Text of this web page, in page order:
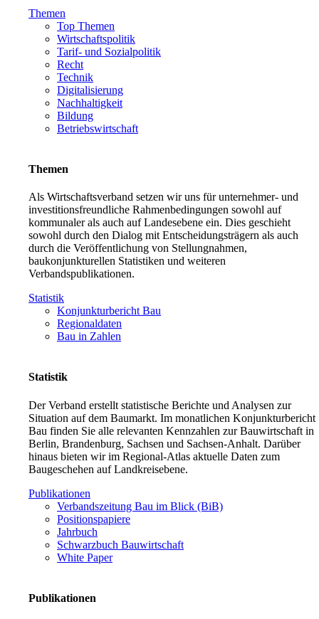
Themen
Top Themen
Wirtschaftspolitik
Tarif- und Sozialpolitik
Recht
Technik
Digitalisierung
Nachhaltigkeit
Bildung
Betriebswirtschaft
Themen
Als Wirtschaftsverband setzen wir uns für unternehmer- und
investitionsfreundliche Rahmenbedingungen sowohl auf
kommunaler als auch auf Landesebene ein. Dies geschieht
sowohl durch den Dialog mit Entscheidungsträgern als auch
durch die Veröffentlichung von Stellungnahmen,
baukonjunkturellen Statistiken und weiteren
Verbandspublikationen.
Statistik
Konjunkturbericht Bau
Regionaldaten
Bau in Zahlen
Statistik
Der Verband erstellt statistische Berichte und Analysen zur
Situation auf dem Baumarkt. Im monatlichen Konjunkturbericht
Bau finden Sie alle relevanten Kennzahlen zur Bauwirtschaft in
Berlin, Brandenburg, Sachsen und Sachsen-Anhalt. Darüber
hinaus bieten wir im Regional-Atlas aktuelle Daten zum
Baugeschehen auf Landkreisebene.
Publikationen
Verbandszeitung Bau im Blick (BiB)
Positionspapiere
Jahrbuch
Schwarzbuch Bauwirtschaft
White Paper
Publikationen